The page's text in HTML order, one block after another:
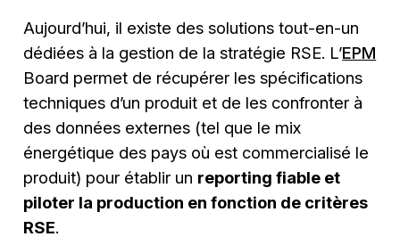
Aujourd’hui, il existe des solutions tout-en-un
dédiées à la gestion de la stratégie RSE. L’EPM
Board permet de récupérer les spécifications
techniques d’un produit et de les confronter à
des données externes (tel que le mix
énergétique des pays où est commercialisé le
produit) pour établir un reporting fiable et
piloter la production en fonction de critères
RSE.